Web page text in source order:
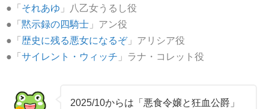
●「 それあゆ 」八乙女うるし役
●「 黙示録の四騎士 」アン役
●「 歴史に残る悪女になるぞ」アリシア役
●「 サイレント・ウィッチ 」ラナ・コレット役
2025/10からは「悪食令嬢と狂血公爵」